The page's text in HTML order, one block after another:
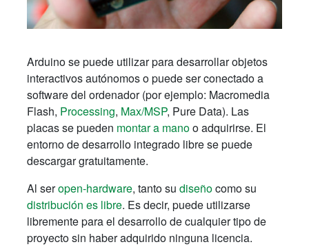
Arduino se puede utilizar para desarrollar objetos
interactivos autónomos o puede ser conectado a
software del ordenador (por ejemplo: Macromedia
Flash, Processing, Max/MSP, Pure Data). Las
placas se pueden montar a manoo adquirirse. El
entorno de desarrollo integrado libre se puede
descargar gratuitamente.
Al seropen-hardware, tanto su diseñocomo su
distribución es libre. Es decir, puede utilizarse
libremente para el desarrollo de cualquier tipo de
proyecto sin haber adquirido ninguna licencia.